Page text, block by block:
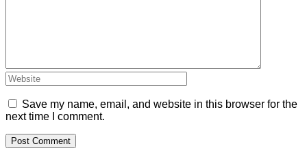
Save my name, email, and website in this browser for the
next time I comment.